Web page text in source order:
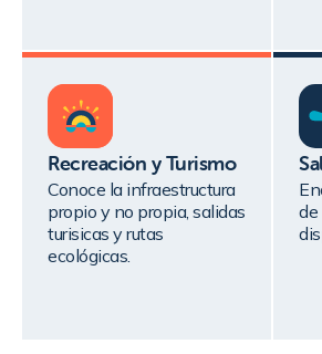
Recreación y Turismo
Conoce la infraestructura
propio y no propia, salidas
turisicas y rutas
ecológicas.
de